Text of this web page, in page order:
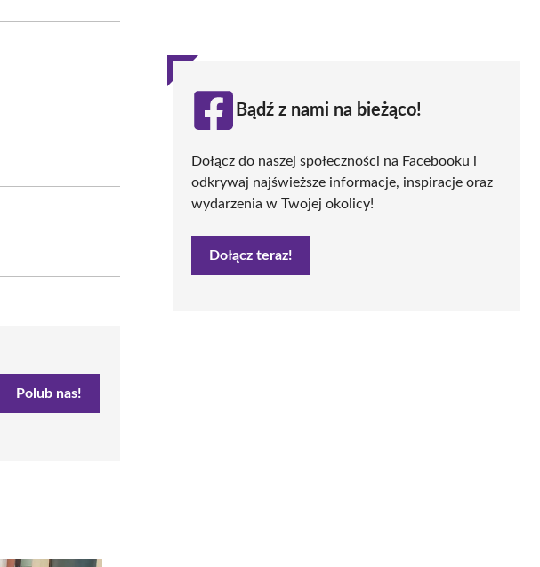
Polub nas!
Bądź z nami na bieżąco!
Dołącz do naszej społeczności na Facebooku i
odkrywaj najświeższe informacje, inspiracje oraz
wydarzenia w Twojej okolicy!
Dołącz teraz!